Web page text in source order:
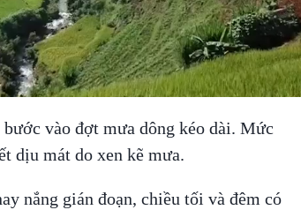
vào đợt mưa dông kéo dài. Mức
dịu mát do xen kẽ mưa.
nắng gián đoạn, chiều tối và đêm có